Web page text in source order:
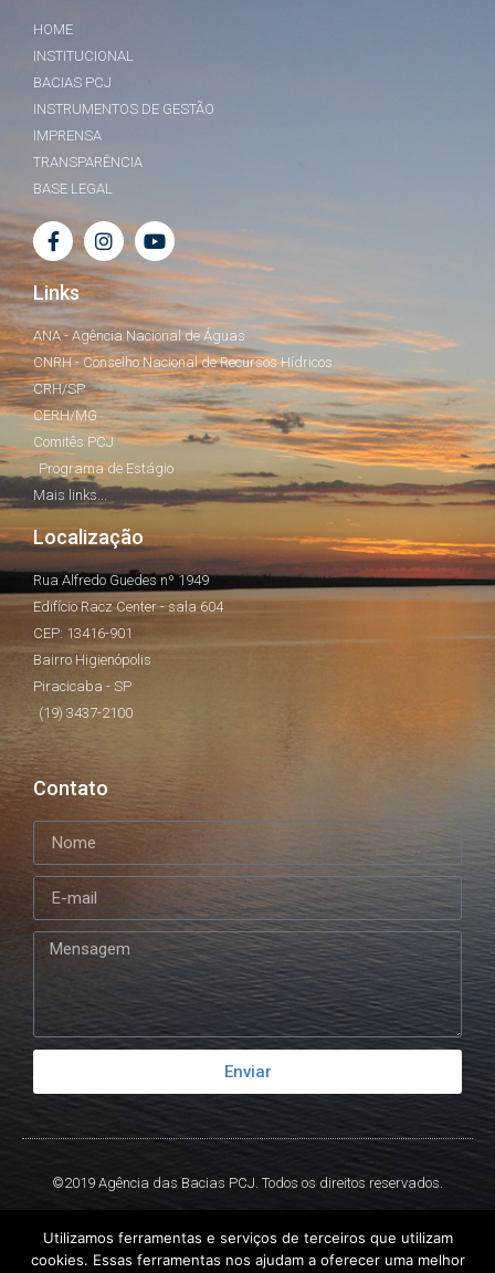
HOME
INSTITUCIONAL
BACIAS PCJ
INSTRUMENTOS DE GESTÃO
IMPRENSA
TRANSPARÊNCIA
BASE LEGAL
Links
ANA - Agência Nacional de Águas
CNRH - Conselho Nacional de Recursos Hídricos
CRH/SP
CERH/MG
Comitês PCJ
Programa de Estágio
Mais links...
Localização
Rua Alfredo Guedes nº 1949
Edifício Racz Center - sala 604
CEP: 13416-901
Bairro Higienópolis
Piracicaba - SP
(19) 3437-2100
Contato
Enviar
©2019 Agência das Bacias PCJ. Todos os direitos reservados.
Utilizamos ferramentas e serviços de terceiros que utilizam
cookies. Essas ferramentas nos ajudam a oferecer uma melhor